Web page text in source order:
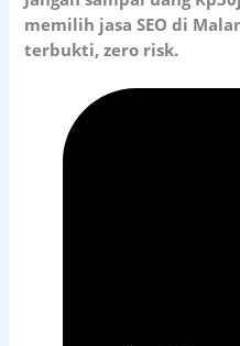
memilih jasa SEO di
terbukti, zero risk.